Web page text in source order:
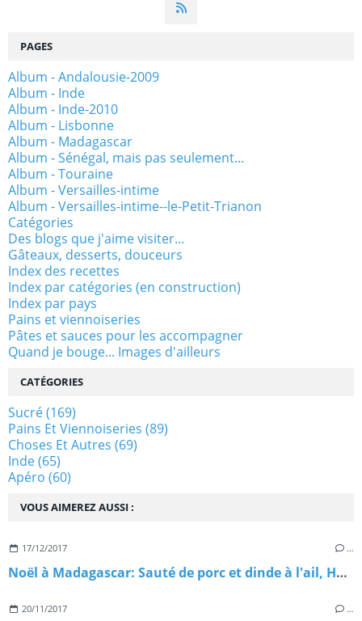
VOUS AIMEREZ AUSSI :
17/12/2017 …
Noël à Madagascar: Sauté de porc et dinde à l'ail, Henakisoa sy Vorotsiloza nahandro gasy
20/11/2017 …
PAGES
Album - Andalousie-2009
Album - Inde
Album - Inde-2010
Album - Lisbonne
Album - Madagascar
Album - Sénégal, mais pas seulement...
Album - Touraine
Album - Versailles-intime
Album - Versailles-intime--le-Petit-Trianon
Catégories
Des blogs que j'aime visiter...
Gâteaux, desserts, douceurs
Index des recettes
Index par catégories (en construction)
Index par pays
Pains et viennoiseries
Pâtes et sauces pour les accompagner
Quand je bouge... Images d'ailleurs
CATÉGORIES
Sucré(169)
Pains Et Viennoiseries (89)
Choses Et Autres (69)
Inde(65)
Apéro (60)